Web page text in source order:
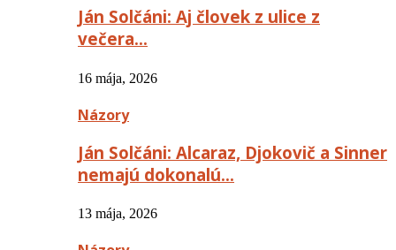
Ján Solčáni: Aj človek z ulice z
večera…
16 mája, 2026
Názory
Ján Solčáni: Alcaraz, Djokovič a Sinner
nemajú dokonalú…
13 mája, 2026